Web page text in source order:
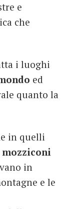
e
che
i luoghi
ed
quanto la
in quelli
mozziconi
in
e le